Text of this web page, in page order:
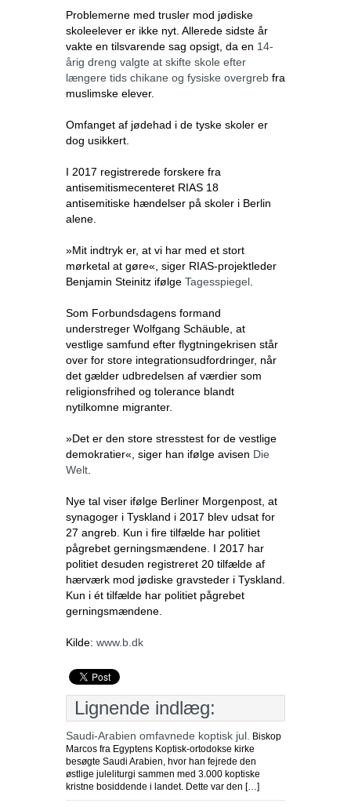
Problemerne med trusler mod jødiske
skoleelever er ikke nyt. Allerede sidste år
vakte en tilsvarende sag opsigt, da en 14-
årig dreng valgte at skifte skole efter
længere tids chikane og fysiske overgreb fra
muslimske elever.
Omfanget af jødehad i de tyske skoler er
dog usikkert.
I 2017 registrerede forskere fra
antisemitismecenteret RIAS 18
antisemitiske hændelser på skoler i Berlin
alene.
»Mit indtryk er, at vi har med et stort
mørketal at gøre«, siger RIAS-projektleder
Benjamin Steinitz ifølge Tagesspiegel
Som Forbundsdagens formand
understreger Wolfgang Schäuble, at
vestlige samfund efter flygtningekrisen står
over for store integrationsudfordringer, når
det gælder udbredelsen af værdier som
religionsfrihed og tolerance blandt
nytilkomne migranter.
»Det er den store stresstest for de vestlige
demokratier«, siger han ifølge avisen Die
Welt
Nye tal viser ifølge Berliner Morgenpost, at
synagoger i Tyskland i 2017 blev udsat for
27 angreb. Kun i fire tilfælde har politiet
pågrebet gerningsmændene. I 2017 har
politiet desuden registreret 20 tilfælde af
hærværk mod jødiske gravsteder i Tyskland.
Kun i ét tilfælde har politiet pågrebet
gerningsmændene.
Kilde: www.b.dk
Lignende indlæg:
Saudi-Arabien omfavnede koptisk jul.
Biskop
Marcos fra Egyptens Koptisk-ortodokse kirke
besøgte Saudi Arabien, hvor han fejrede den
østlige juleliturgi sammen med 3.000 koptiske
kristne bosiddende i landet. Dette var den […]